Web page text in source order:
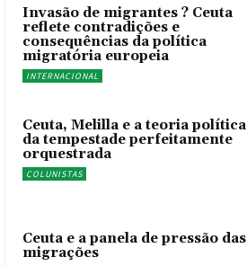
Invasão de migrantes ? Ceuta
reflete contradições e
consequências da política
migratória europeia
INTERNACIONAL
Ceuta, Melilla e a teoria política
da tempestade perfeitamente
orquestrada
COLUNISTAS
Ceuta e a panela de pressão das
migrações